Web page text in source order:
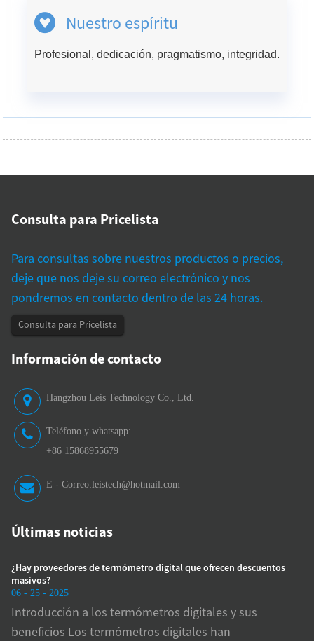
Nuestro espíritu
Profesional, dedicación, pragmatismo, integridad.
Consulta para Pricelista
Para consultas sobre nuestros productos o precios,
deje que nos deje su correo electrónico y nos
pondremos en contacto dentro de las 24 horas.
Consulta para Pricelista
Información de contacto
Hangzhou Leis Technology Co., Ltd.
Teléfono y whatsapp:
+86 15868955679
E - Correo:leistech@hotmail.com
Últimas noticias
¿Hay proveedores de termómetro digital que ofrecen descuentos
masivos?
06 - 25 - 2025
Introducción a los termómetros digitales y sus
beneficios Los termómetros digitales han